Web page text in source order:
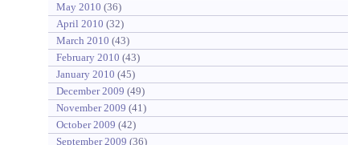
May 2010 (36)
April 2010 (32)
March 2010 (43)
February 2010 (43)
January 2010 (45)
December 2009 (49)
November 2009 (41)
October 2009 (42)
September 2009 (36)